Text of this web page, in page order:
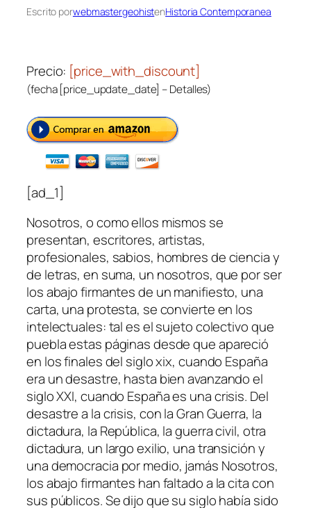
Escrito porwebmastergeohistenHistoria Contemporanea
Precio: [price_with_discount]
(fecha [price_update_date] –Detalles)
[ad_1]
Nosotros, o como ellos mismos se
presentan, escritores, artistas,
profesionales, sabios, hombres de ciencia y
de letras, en suma, un nosotros, que por ser
los abajo firmantes de un manifiesto, una
carta, una protesta, se convierte en los
intelectuales: tal es el sujeto colectivo que
puebla estas páginas desde que apareció
en los finales del siglo xix, cuando España
era un desastre, hasta bien avanzando el
siglo XXI, cuando España es una crisis. Del
desastre a la crisis, con la Gran Guerra, la
dictadura, la República, la guerra civil, otra
dictadura, un largo exilio, una transición y
una democracia por medio, jamás Nosotros,
los abajo firmantes han faltado a la cita con
sus públicos. Se dijo que su siglo había sido